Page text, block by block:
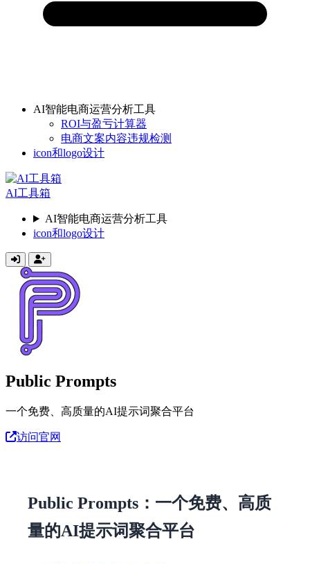
AI智能电商运营分析工具
ROI与盈亏计算器
电商文案内容违规检测
icon和logo设计
AI工具箱
AI智能电商运营分析工具
icon和logo设计
Public Prompts
一个免费、高质量的AI提示词聚合平台
访问官网
Public Prompts：一个免费、高质
量的AI提示词聚合平台